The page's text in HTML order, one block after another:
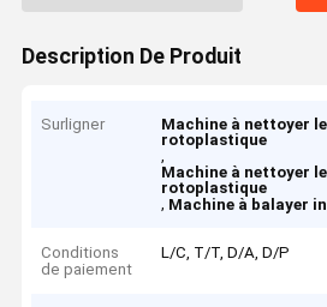
Description De Produit
Surligner
Machine à nettoyer
rotoplastique
,
Machine à nettoyer
rotoplastique
, Machine à balayer
Conditions
de paiement
L/C, T/T, D/A, D/P